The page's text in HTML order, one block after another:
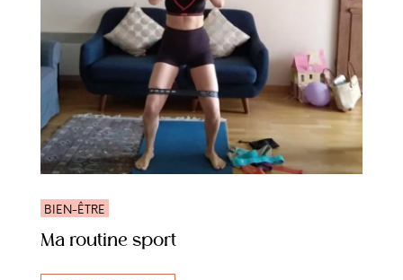
BIEN-ÊTRE
Ma routine sport